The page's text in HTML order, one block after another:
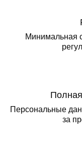
Минимальная
Персональные
за